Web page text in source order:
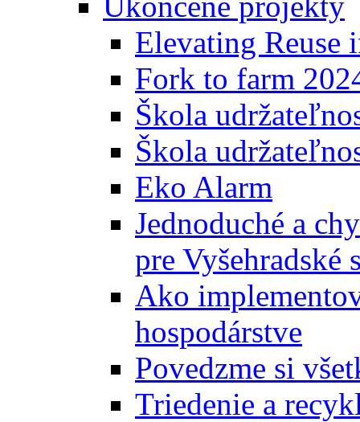
Elevating Reuse
Fork to farm
Škola
Škola
Eko Alarm
Jednoduché a
pre Vyšehradské
Ako
hospodárstve
Povedzme si
Triedenie a